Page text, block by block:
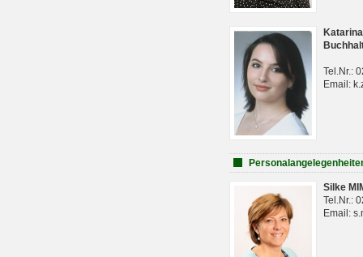
Tel.Nr.:
Email:
Silke
Tel.Nr.:
Email: